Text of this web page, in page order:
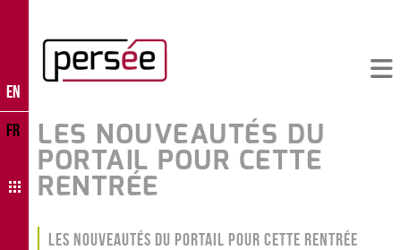
EN
FR
LES NOUVEAUTÉS DU
PORTAIL POUR CETTE
RENTRÉE
Les nouveautés du portail pour cette rentrée